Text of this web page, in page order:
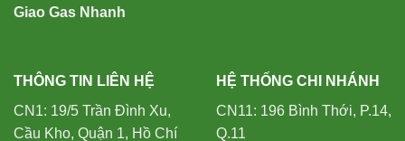
Giao Gas Nhanh
THÔNG TIN LIÊN HỆ
CN1: 19/5 Trần Đình Xu,
Cầu Kho, Quận 1, Hồ Chí
HỆ THỐNG CHI NHÁNH
CN11: 196 Bình Thới, P.14,
Q.11